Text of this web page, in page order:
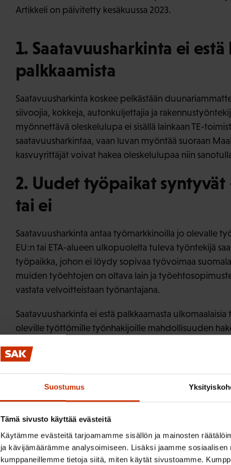
Suostumus
Tämä sivusto käyttää evästeitä
Käytämme evästeitä tarjoamamme sisällön ja mainosten
ja kävijämäärämme analysoimiseen. Lisäksi jaamme
kumppaneillemme tietoja siitä, miten käytät sivustoamme.
Artikkeli on päivitetty kesäkuussa 2023.
1. Saatavuusharkinta ei
palkkaamista
Saatavuusharkinta koskee pelkästään
siivoojia, kokkeja, autonkuljettajia ja
myönnettävä oleskelulupa ei sisällä lainkaan TE-
saatavuusharkintaa, vaan luvan myöntää suoraan
kasvuyrittäjät voivat hakea oleskelulupaa niin
2. Uudet työpaikat syntyvät
tai ei
Saatavuusharkinta antaa työmarkkinoilla jo olevalle
EU:n tai ETA-alueen ulkopuolelta tuleva työntekijä
työpaikka, johon ei löydy sopivaa työvoimaa
muiden työehtojen on oltava lain ja
vastata velvoitteistaan työnantajana.
Saatavuusharkinta ei estä palkkaamasta
oleville työttömille työnhakijoille mahdollisuuden
3. Työlupa ja
EU- ja ETA-maiden ulkopuolelta Suomeen töihin
asiassa osapäätöksen, johon liittyy tarvittaessa
ratkaisu siirtyy Maahanmuuttovirastolle.
ei sisällä lainkaan TE-toimiston osa-ratkaisua eikä